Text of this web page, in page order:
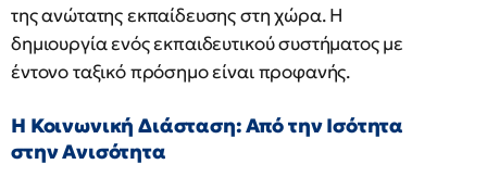
της ανώτατης εκπαίδευσης στη χώρα. Η
δημιουργία ενός εκπαιδευτικού συστήματος με
έντονο ταξικό πρόσημο είναι προφανής.
Η Κοινωνική Διάσταση: Από την Ισότητα
στην Ανισότητα